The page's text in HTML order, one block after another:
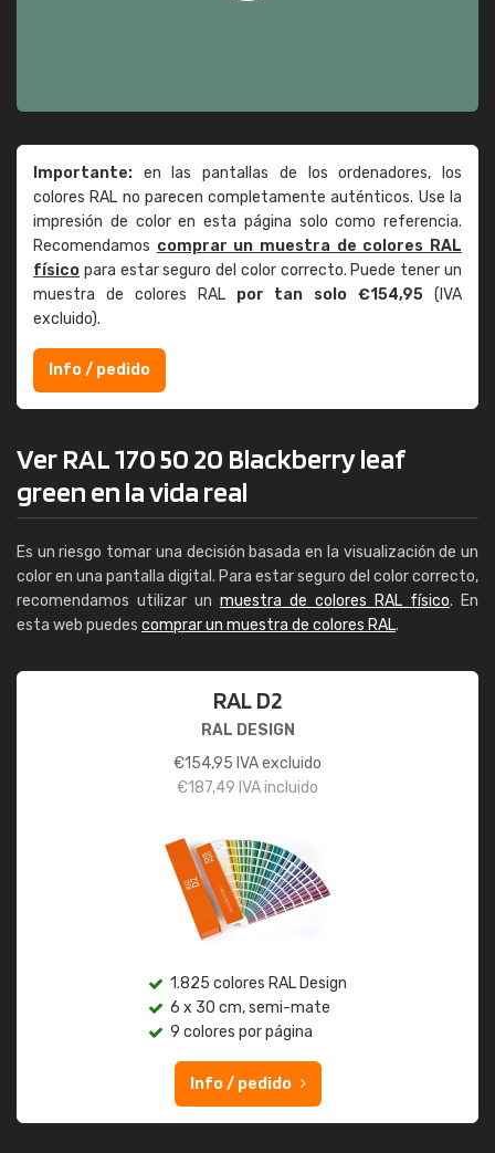
Importante: en las pantallas de los ordenadores, los
colores RAL no parecen completamente auténticos. Use la
impresión de color en esta página solo como referencia.
Recomendamos comprar un muestra de colores RAL
físico para estar seguro del color correcto. Puede tener un
muestra de colores RAL por tan solo €154,95 (IVA
excluido).
Info / pedido
Ver RAL 170 50 20 Blackberry leaf
green en la vida real
Es un riesgo tomar una decisión basada en la visualización de un
color en una pantalla digital. Para estar seguro del color correcto,
recomendamos utilizar un muestra de colores RAL físico. En
esta web puedes comprar un muestra de colores RAL.
RAL D2
RAL DESIGN
€154,95 IVA excluido
€187,49 IVA incluido
1.825 colores RAL Design
6 x 30 cm, semi-mate
9 colores por página
Info / pedido